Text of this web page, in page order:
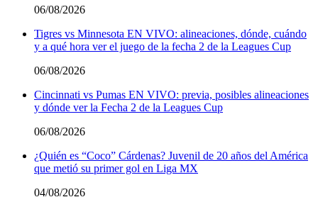
06/08/2026
Tigres vs Minnesota EN VIVO: alineaciones, dónde, cuándo
y a qué hora ver el juego de la fecha 2 de la Leagues Cup
06/08/2026
Cincinnati vs Pumas EN VIVO: previa, posibles alineaciones
y dónde ver la Fecha 2 de la Leagues Cup
06/08/2026
¿Quién es “Coco” Cárdenas? Juvenil de 20 años del América
que metió su primer gol en Liga MX
04/08/2026